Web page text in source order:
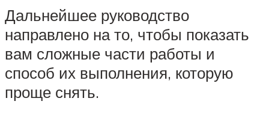
Дальнейшее руководство
направлено на то, чтобы показать
вам сложные части работы и
способ их выполнения, которую
проще снять.